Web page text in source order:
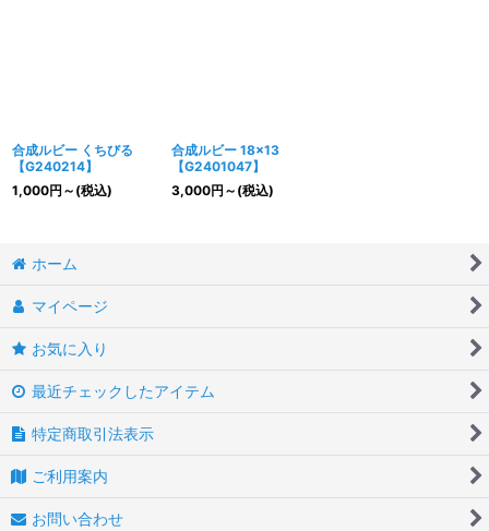
合成ルビー くちびる
【G240214】
1,000円 ～ (税込)
合成ルビー 18×13
【G2401047】
3,000円 ～ (税込)
ホーム
マイページ
お気に入り
最近チェックしたアイテム
特定商取引法表示
ご利用案内
お問い合わせ